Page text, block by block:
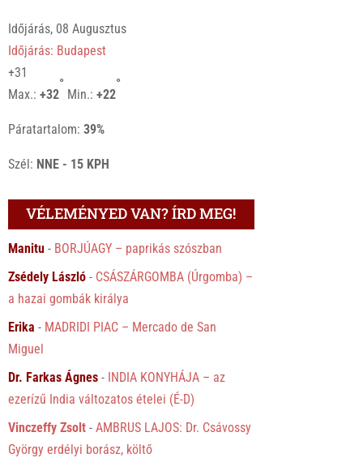
Időjárás, 08 Augusztus
Időjárás: Budapest
+31
Max.:+32
°
Min.:+22
°
Páratartalom:39%
Szél: NNE - 15 KPH
VÉLEMÉNYED VAN? ÍRD MEG!
Manitu - BORJÚAGY – paprikás szószban
Zsédely László - CSÁSZÁRGOMBA (Úrgomba) –
a hazai gombák királya
Erika - MADRIDI PIAC – Mercado de San
Miguel
Dr. Farkas Ágnes - INDIA KONYHÁJA – az
ezerízű India változatos ételei (É-D)
Vinczeffy Zsolt -AMBRUS LAJOS: Dr. Csávossy
György erdélyi borász, költő